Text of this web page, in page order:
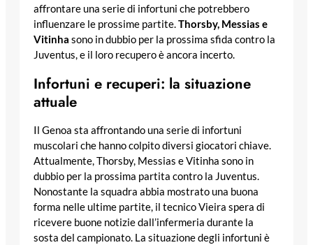
affrontare una serie di infortuni che potrebbero
influenzare le prossime partite.Thorsby, Messias e
Vitinha sono in dubbio per la prossima sfida contro la
Juventus, e il loro recupero è ancora incerto.
Infortuni e recuperi: la situazione
attuale
Il Genoa sta affrontando una serie di infortuni
muscolari che hanno colpito diversi giocatori chiave.
Attualmente, Thorsby, Messias e Vitinha sono in
dubbio per la prossima partita contro la Juventus.
Nonostante la squadra abbia mostrato una buona
forma nelle ultime partite, il tecnico Vieira spera di
ricevere buone notizie dall’infermeria durante la
sosta del campionato. La situazione degli infortuni è